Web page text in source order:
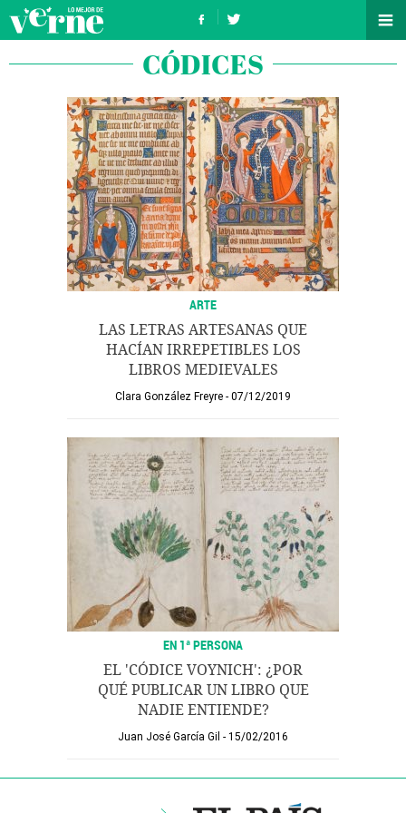
CÓDICES
ARTE
LAS LETRAS ARTESANAS QUE
HACÍAN IRREPETIBLES LOS
LIBROS MEDIEVALES
Clara González Freyre 07/12/2019
EN 1ª PERSONA
EL 'CÓDICE VOYNICH': ¿POR
QUÉ PUBLICAR UN LIBRO QUE
NADIE ENTIENDE?
Juan José García Gil 15/02/2016